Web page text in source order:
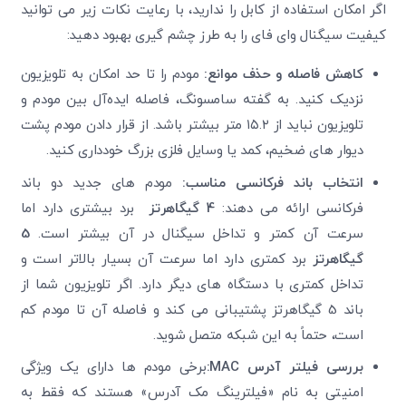
اگر امکان استفاده از کابل را ندارید، با رعایت نکات زیر می‌ توانید
کیفیت سیگنال وای ‌فای را به طرز چشم گیری بهبود دهید:
کاهش فاصله و حذف موانع: مودم را تا حد امکان به تلویزیون
نزدیک کنید. به گفته سامسونگ، فاصله ایده‌آل بین مودم و
تلویزیون نباید از
۱۵.۲ متر بیشتر باشد. از قرار دادن مودم پشت
دیوار های ضخیم، کمد یا وسایل فلزی بزرگ خودداری کنید.
انتخاب باند فرکانسی مناسب:
مودم‌ های جدید دو باند
فرکانسی ارائه می ‌دهند:
4 گیگاهرتز
برد بیشتری دارد اما
سرعت آن کمتر و تداخل سیگنال در آن بیشتر است.5
گیگاهرتز برد کمتری دارد اما سرعت آن بسیار بالاتر است و
تداخل کمتری با دستگاه‌ های دیگر دارد. اگر تلویزیون شما از
باند 5 گیگاهرتز پشتیبانی می ‌کند و فاصله آن تا مودم کم
است، حتماً به این شبکه متصل شوید.
بررسی فیلتر آدرسMAC
:برخی مودم‌ ها دارای یک ویژگی
امنیتی به نام «فیلترینگ مک آدرس» هستند که فقط به